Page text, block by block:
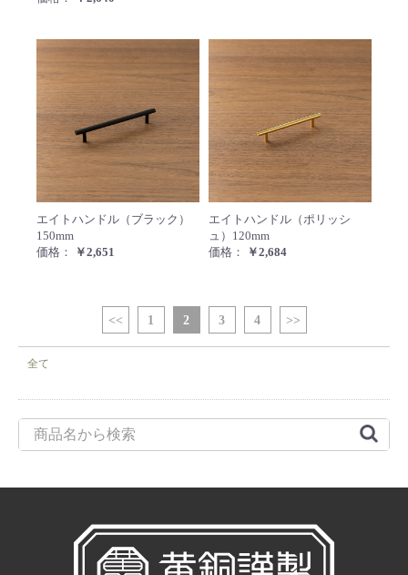
エイトハンドル（ブラック）
150mm
価格：
￥2,651
エイトハンドル（ポリッシ
ュ）120mm
価格：
￥2,684
<< 1 2 3 4 >>
全て